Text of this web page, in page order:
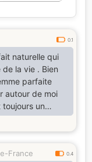
0.1
naturelle qui
la vie . Bien
parfaite
autour de moi
un
moi car le
les bons
ainsi mais si tu
France 0.4